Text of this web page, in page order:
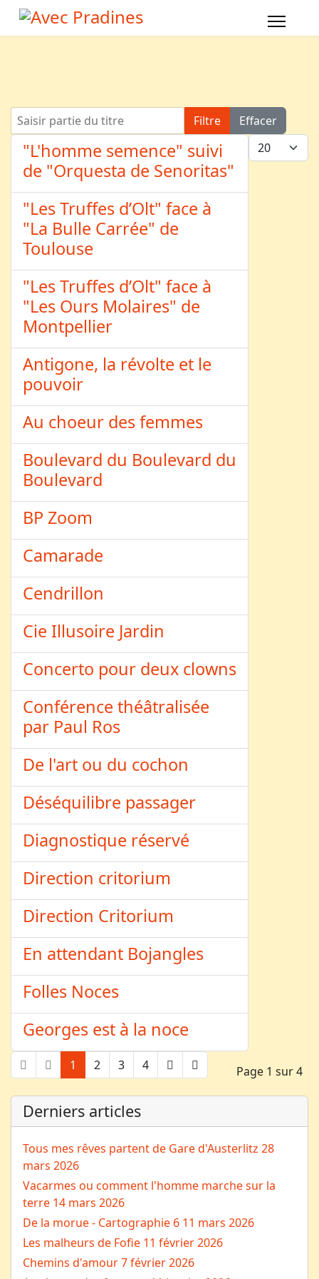
Saisir partie du titre Filtre
Effacer
Afficher #
"L'homme semence" suivi
de "Orquesta de Senoritas"
"Les Truffes d’Olt" face à
"La Bulle Carrée" de
Toulouse
"Les Truffes d’Olt" face à
"Les Ours Molaires" de
Montpellier
Antigone, la révolte et le
pouvoir
Au choeur des femmes
Boulevard du Boulevard du
Boulevard
BP Zoom
Camarade
Cendrillon
Cie Illusoire Jardin
Concerto pour deux clowns
Conférence théâtralisée
par Paul Ros
De l'art ou du cochon
Déséquilibre passager
Diagnostique réservé
Direction critorium
Direction Critorium
En attendant Bojangles
Folles Noces
Georges est à la noce
Page 1 sur 4
1 2 3 4
Derniers articles
Tous mes rêves partent de Gare d'Austerlitz 28
mars 2026
Vacarmes ou comment l'homme marche sur la
terre 14 mars 2026
De la morue - Cartographie 6 11 mars 2026
Les malheurs de Fofie 11 février 2026
Chemins d'amour7 février 2026